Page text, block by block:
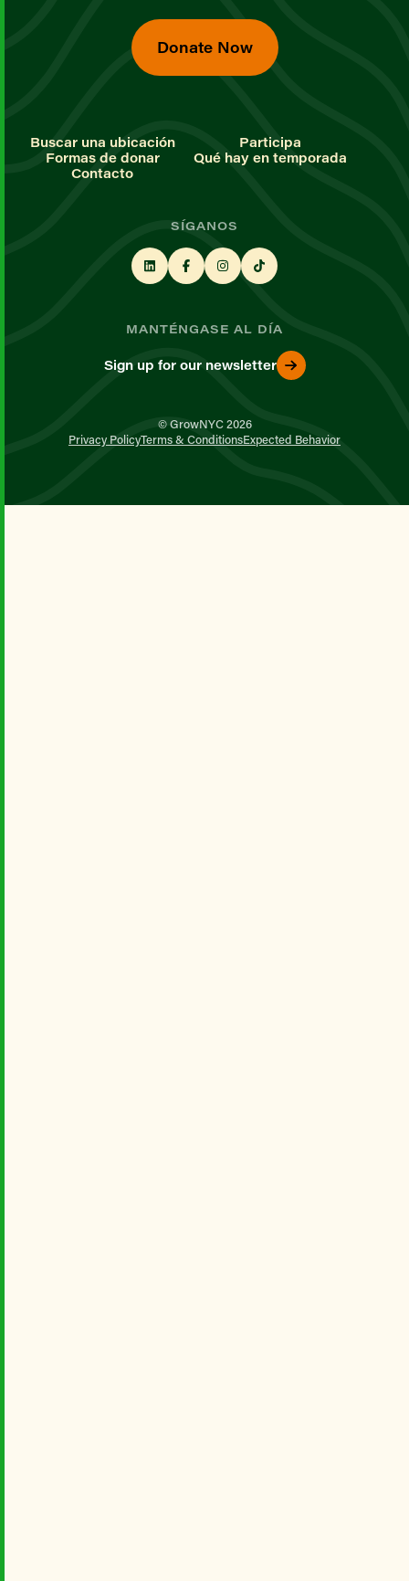
Donate Now
Buscar una ubicación
Participa
Formas de donar
Qué hay en temporada
Contacto
SÍGANOS
MANTÉNGASE AL DÍA
Sign up for our newsletter
© GrowNYC 2026
Privacy PolicyTerms & ConditionsExpected Behavior